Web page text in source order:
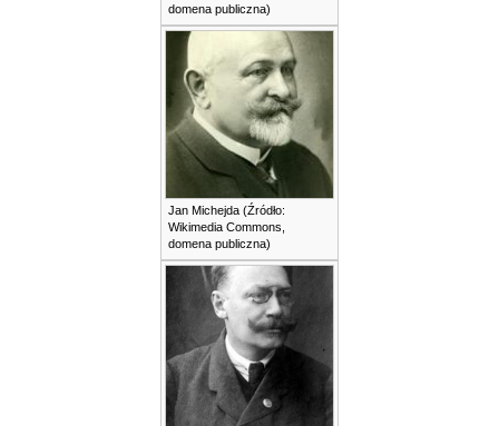
domena publiczna)
Jan Michejda (Źródło:
Wikimedia Commons,
domena publiczna)